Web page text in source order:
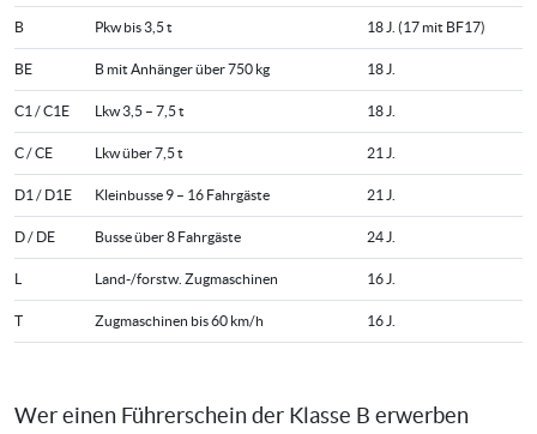
B Pkw bis 3,5 t 18 J. (17 mit BF17)
BE B mit Anhänger über 750 kg 18 J.
C1 / C1E Lkw 3,5 – 7,5 t 18 J.
C / CE Lkw über 7,5 t 21 J.
D1 / D1E Kleinbusse 9 – 16 Fahrgäste 21 J.
D / DE Busse über 8 Fahrgäste 24 J.
Land-/forstw. Zugmaschinen 16 J.
T Zugmaschinen bis 60 km/h 16 J.
Wer einen Führerschein der Klasse B erwerben